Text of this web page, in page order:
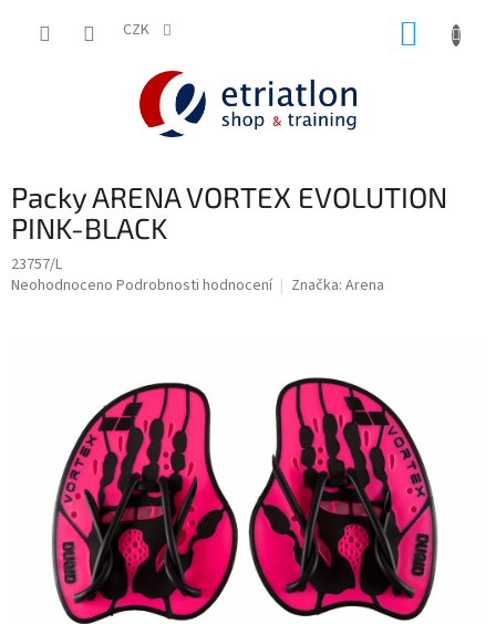
CZK
Packy ARENA VORTEX EVOLUTION
PINK-BLACK
23757/L
Průměrné
hvězdiček.
Neohodnoceno Podrobnosti hodnocení Značka: Arena
shop.etriatlon.cz - Chat